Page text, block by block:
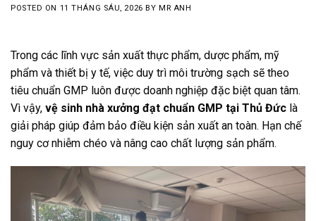
POSTED ON 11 THÁNG SÁU, 2026 BY MR ANH
Trong các lĩnh vực sản xuất thực phẩm, dược phẩm, mỹ
phẩm và thiết bị y tế, việc duy trì môi trường sạch sẽ theo
tiêu chuẩn GMP luôn được doanh nghiệp đặc biệt quan tâm.
Vì vậy, vệ sinh nhà xưởng đạt chuẩn GMP tại Thủ Đức là
giải pháp giúp đảm bảo điều kiện sản xuất an toàn. Hạn chế
nguy cơ nhiễm chéo và nâng cao chất lượng sản phẩm.